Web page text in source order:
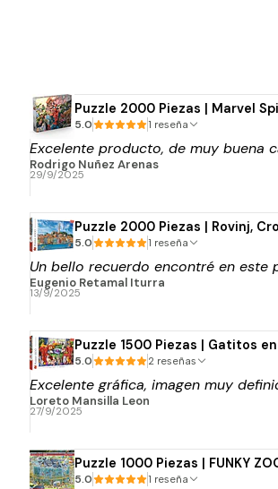
Puzzle 2000 Piezas | Marvel
5.0 1 reseña
Excelente producto, de muy buena
Rodrigo Nuñez Arenas
29/9/2025
Puzzle 2000 Piezas | Rovinj,
5.0 1 reseña
Un bello recuerdo encontré en este
Eugenio Retamal Iturra
13/9/2025
Puzzle 1500 Piezas | Gatitos
5.0 2 reseñas
Excelente gráfica, imagen muy
Loreto Mansilla Leon
27/9/2025
Puzzle 1000 Piezas | FUNKY
5.0 1 reseña